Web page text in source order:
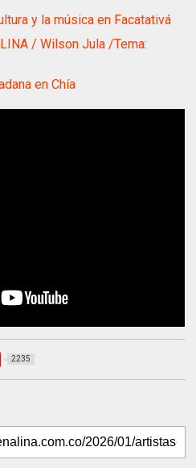
y la música en Facatativá
/ Wilson Jula /Tema:
en Chía
2235